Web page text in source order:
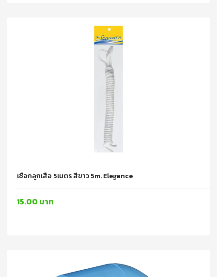
เชือกลูกเสือ 5เมตร สีขาว 5m. Elegance
15.00 บาท